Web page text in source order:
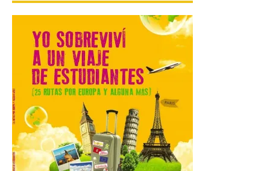
agosto de 2026 en el
Recinto Ferial de Asturias Luis Adaro de
Gijón. El Recinto Ferial Luis Adaro de
Gijón/Xixón acoge […]
La Comarca de las Cinco
Villas, un lugar ideal para
ver el eclipse solar
9 Ago 2026